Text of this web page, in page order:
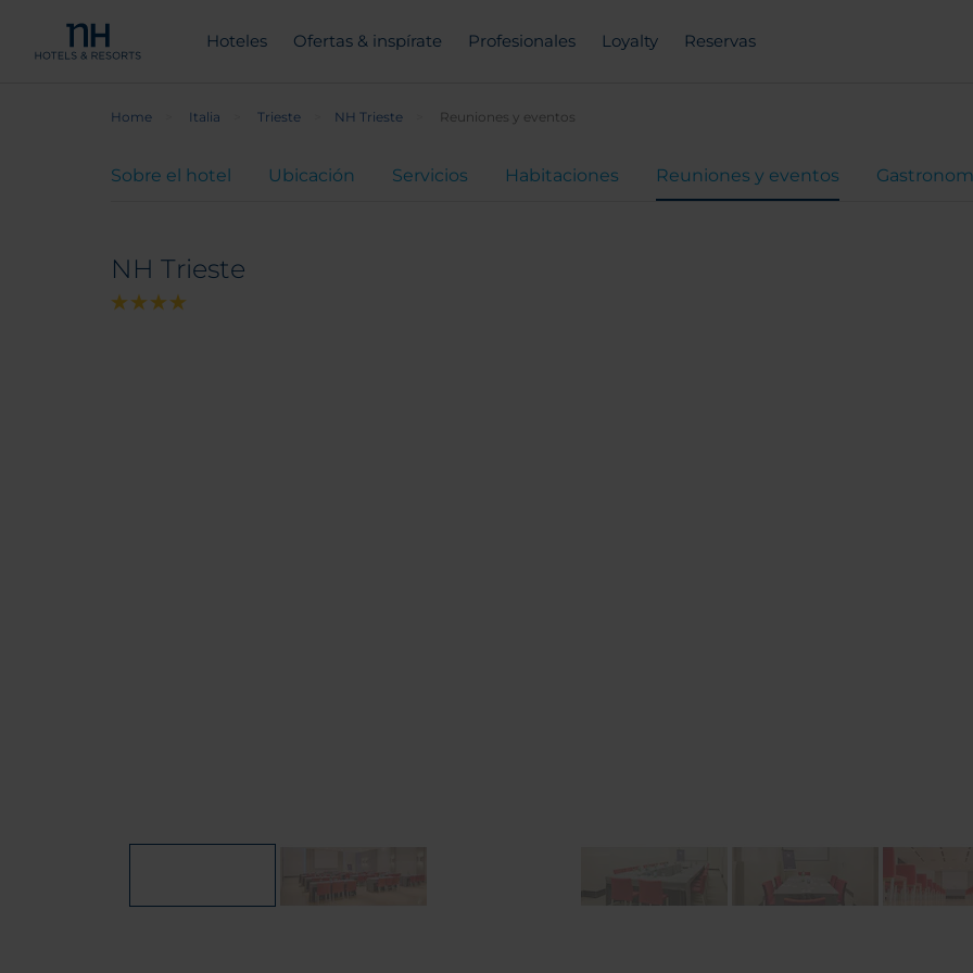
Hoteles Ofertas & inspírate Profesionales Loyalty Reservas
Home Italia Trieste NH Trieste Reuniones y eventos
Sobre el hotel Ubicación Servicios Habitaciones Reuniones y eventos
NH Trieste